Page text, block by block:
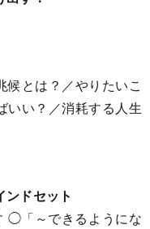
候とは？／やりたいこ
いい？／消耗する人生
ンドセット
◯「～できるようにな